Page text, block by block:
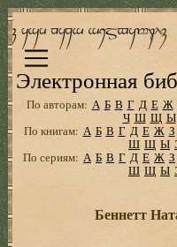
Электронная
По авторам: А Б В Г Д Е Ж
Ч Ш Щ Ы
По книгам: А Б В Г Д Е Ж З
Ш Щ Ы
По сериям: А Б В Г Д Е Ж З
Ш Щ Ы
Беннетт